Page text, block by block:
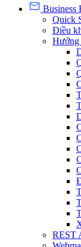
Business
Quick
Điều
Hướng
REST